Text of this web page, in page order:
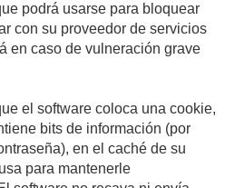
podrá usarse para bloquear
con su proveedor de servicios
en caso de vulneración grave
el software coloca una cookie,
bits de información (por
en el caché de su
para mantenerle